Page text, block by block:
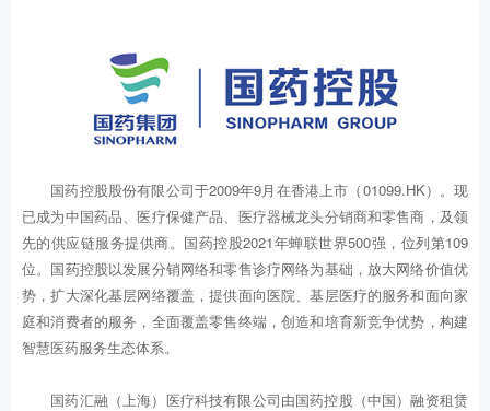
国药控股股份有限公司于2009年9月在香港上市（01099.HK）。现
已成为中国药品、医疗保健产品、医疗器械龙头分销商和零售商，及领
先的供应链服务提供商。国药控股2021年蝉联世界500强，位列第109
位。国药控股以发展分销网络和零售诊疗网络为基础，放大网络价值优
势，扩大深化基层网络覆盖，提供面向医院、基层医疗的服务和面向家
庭和消费者的服务，全面覆盖零售终端，创造和培育新竞争优势，构建
智慧医药服务生态体系。
国药汇融（上海）医疗科技有限公司由国药控股（中国）融资租赁